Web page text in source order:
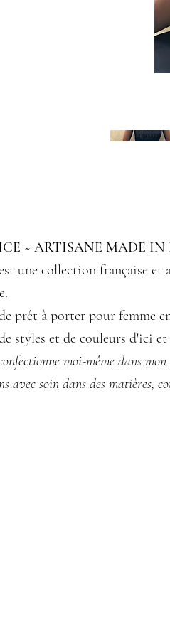
~ ARTISANE MADE IN
une collection française et
prêt à porter pour femme
styles et de couleurs d'ici
moi-même dans
avec soin dans des matières,